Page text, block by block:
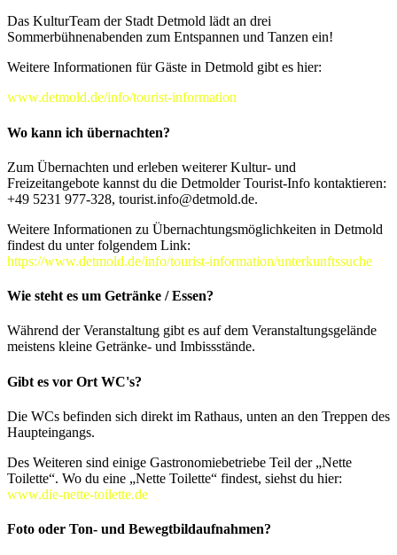
Das KulturTeam der Stadt Detmold lädt an drei
Sommerbühnenabenden zum Entspannen und Tanzen ein!
Weitere Informationen für Gäste in Detmold gibt es hier:
www.detmold.de/info/tourist-information
Wo kann ich übernachten?
Zum Übernachten und erleben weiterer Kultur- und
Freizeitangebote kannst du die Detmolder Tourist-Info kontaktieren:
+49 5231 977-328, tourist.info@detmold.de.
Weitere Informationen zu Übernachtungsmöglichkeiten in Detmold
findest du unter folgendem Link:
https://www.detmold.de/info/tourist-information/unterkunftssuche
Wie steht es um Getränke / Essen?
Während der Veranstaltung gibt es auf dem Veranstaltungsgelände
meistens kleine Getränke- und Imbissstände.
Gibt es vor Ort WC's?
Die WCs befinden sich direkt im Rathaus, unten an den Treppen des
Haupteingangs.
Des Weiteren sind einige Gastronomiebetriebe Teil der „Nette
Toilette“. Wo du eine „Nette Toilette“ findest, siehst du hier:
www.die-nette-toilette.de
Foto oder Ton- und Bewegtbildaufnahmen?